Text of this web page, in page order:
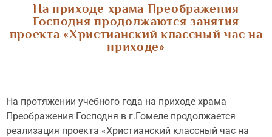
На приходе храма Преображения
Господня продолжаются занятия
проекта «Христианский классный час на
приходе»
На протяжении учебного года на приходе храма
Преображения Господня в г.Гомеле продолжается
реализация проекта «Христианский классный час на